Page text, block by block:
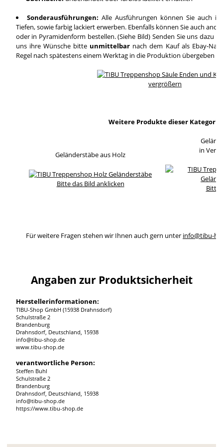
Sonderausführungen: Alle Ausführungen können Sie auch
Tiefen, sowie farbig lackiert erwerben. Ebenfalls können Sie auch
oder in Pyramidenform bestellen. (Siehe Bild) Senden Sie uns dazu
uns ihre Wünsche bitte unmittelbar nach dem Kauf als Ebay-
Regel nach spätestens einem Werktag in die Produktion übergeben
vergrößern
Weitere Produkte dieser Kategorie
Geländerstäbe aus Holz
Bitte das Bild anklicken
in
Bitte
Für weitere Fragen stehen wir Ihnen auch gern unter info@tibu-
Angaben zur Produktsicherheit
Herstellerinformationen:
TIBU-Shop GmbH (15938 Drahnsdorf)
Schulstraße 2
Brandenburg
Drahnsdorf, Deutschland, 15938
info@tibu-shop.de
www.tibu-shop.de
verantwortliche Person:
Steffen Buhl
Schulstraße 2
Brandenburg
Drahnsdorf, Deutschland, 15938
info@tibu-shop.de
https://www.tibu-shop.de